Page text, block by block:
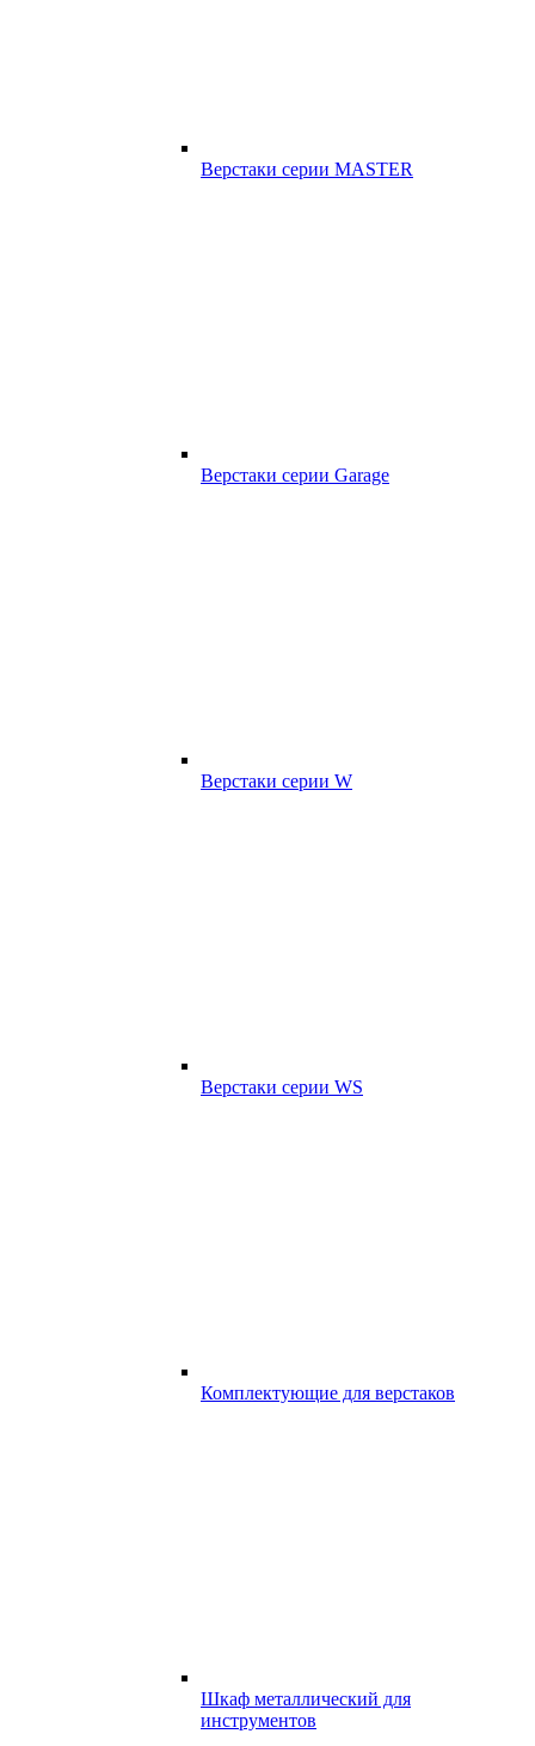
Верстаки серии MASTER
Верстаки серии Garage
Верстаки серии W
Верстаки серии WS
Комплектующие для верстаков
Шкаф металлический для
инструментов